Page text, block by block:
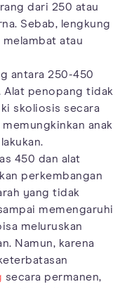
dari 250 atau
Sebab, lengkung
atau
antara 250-450
Alat penopang tidak
skoliosis secara
anak
450 dan alat
perkembangan
yang tidak
memengaruhi
meluruskan
Namun, karena
secara permanen,